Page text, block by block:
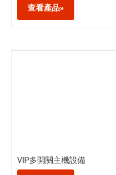
查看產品»
VIP多開關主機設備